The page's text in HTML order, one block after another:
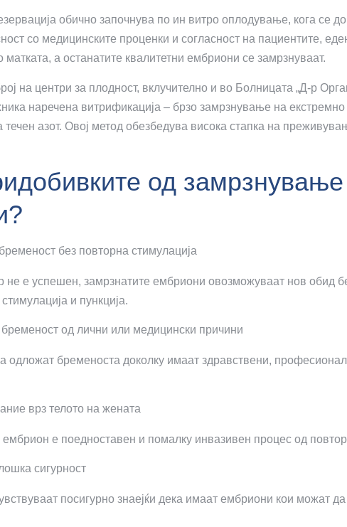
обично започнува по ин витро оплодување, кога се
со медицинските проценки и согласност на пациентите,
а останатите квалитетни ембриони се замрзнуваат.
на центри за плодност, вклучително и во Болницата „Д-р
наречена витрификација – брзо замрзнување на
азот. Овој метод обезбедува висока стапка на
од
без повторна стимулација
не е успешен, замрзнатите ембриони овозможуваат нов обид
и пункција.
од лични или медицински причини
одложат бременоста доколку имаат здравствени,
врз телото на жената
ембрион е поедноставен и помалку инвазивен процес од
сигурност
посигурно знаејќи дека имаат ембриони кои можат